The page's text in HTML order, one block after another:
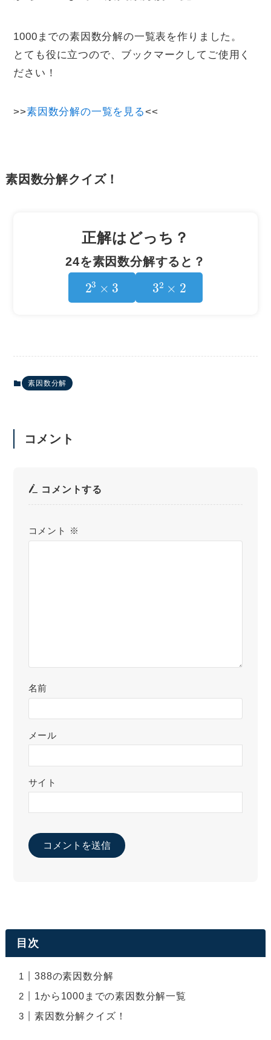
1000までの素因数分解の一覧表を作りました。
とても役に立つので、ブックマークしてご使用く
ださい！
>>素因数分解の一覧を見る<<
素因数分解クイズ！
正解はどっち？
24を素因数分解すると？
23 3 32 2
素因数分解
コメント
コメントする
コメント ※
名前
メール
サイト
目次
388の素因数分解
1から1000までの素因数分解一覧
素因数分解クイズ！